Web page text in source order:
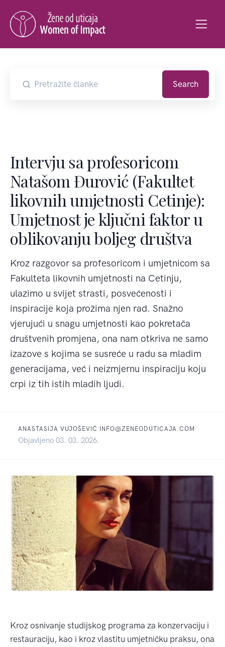
Search
Intervju sa profesoricom
Natašom Đurović (Fakultet
likovnih umjetnosti Cetinje):
Umjetnost je ključni faktor u
oblikovanju boljeg društva
Kroz razgovor sa profesoricom i umjetnicom sa
Fakulteta likovnih umjetnosti na Cetinju,
ulazimo u svijet strasti, posvećenosti i
inspiracije koja prožima njen rad. Snažno
vjerujući u snagu umjetnosti kao pokretača
društvenih promjena, ona nam otkriva ne samo
izazove s kojima se susreće u radu sa mladim
generacijama, već i neizmjernu inspiraciju koju
crpi iz tih istih mladih ljudi.
ANASTASIJA VUJOŠEVIĆ INFO@ZENEODUTICAJA.COM
Objavljeno 03. 03. 2026.
Kroz osnivanje studijskog programa za konzervaciju i
restauraciju, kao i kroz vlastitu umjetničku praksu, ona